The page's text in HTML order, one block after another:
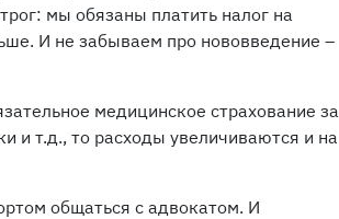
мы обязаны платить налог на
И не забываем про нововведение –
медицинское страхование за
и т.д., то расходы увеличиваются и на
общаться с адвокатом. И